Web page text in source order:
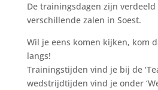
De trainingsdagen zijn
verschillende zalen in Soest.
Wil je eens komen kijken, kom
langs!
Trainingstijden vind je bij de
wedstrijdtijden vind je onder